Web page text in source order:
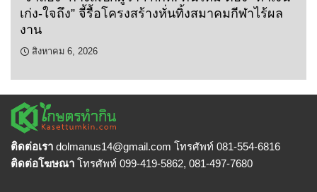
เก่ง-ใจถึง” จี้รื้อโครงสร้างหั่นทิ้งสมาคมกีฬาไร้ผล
งาน
สิงหาคม 6, 2026
ติดต่อเรา dolmanus14@gmail.com โทรศัพท์ 081-554-6816
ติดต่อโฆษณา โทรศัพท์ 099-419-5862, 081-497-7680